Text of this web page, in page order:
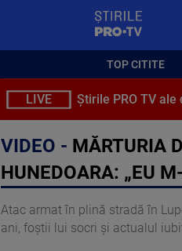
TOP CITITE
LIVE Știrile PRO TV ale
VIDEO - MĂRTURIA
HUNEDOARA: „EU
Atac armat în plină stradă în
ani, foștii lui socri și actualul